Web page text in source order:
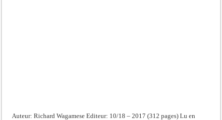
Auteur: Richard Wagamese Editeur: 10/18 – 2017 (312 pages) Lu en